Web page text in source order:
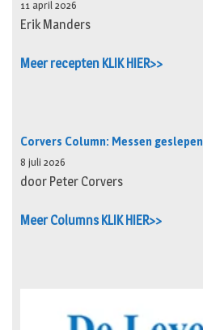
11 april 2026
Erik Manders
Meer recepten KLIK HIER>>
Corvers Column: Messen geslepen
8 juli 2026
door Peter Corvers
Meer Columns KLIK HIER>>